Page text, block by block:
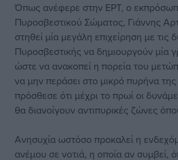
Όπως ανέφερε στην ΕΡΤ, ο
Πυροσβεστικού Σώματος, Γιάννης
στηθεί μία μεγάλη επιχείρηση με τις
Πυροσβεστικής να δημιουργούν μία
ώστε να ανακοπεί η πορεία του
να μην περάσει στο μικρό πυρήνα της
πρόσθεσε ότι μέχρι το πρωί οι
θα διανοίγουν αντιπυρικές ζώνες
Ανησυχία ωστόσο προκαλεί η
ανέμου σε νοτιά, η οποία αν συμβεί,